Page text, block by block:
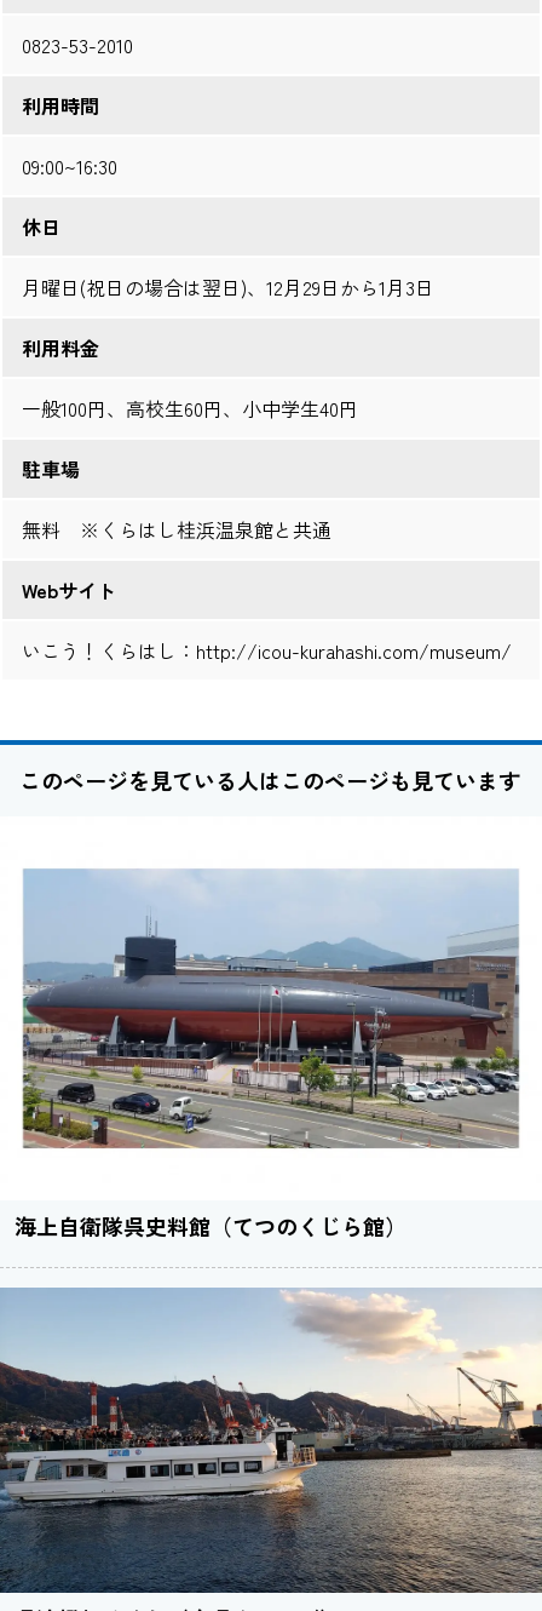
0823-53-2010
利用時間
09:00~16:30
休日
月曜日(祝日の場合は翌日)、12月29日から1月3日
利用料金
一般100円、高校生60円、小中学生40円
駐車場
無料 ※くらはし桂浜温泉館と共通
Webサイト
いこう！くらはし： http://icou-kurahashi.com/museum/
このページを見ている人はこのページも見ています
海上自衛隊呉史料館（てつのくじら館）